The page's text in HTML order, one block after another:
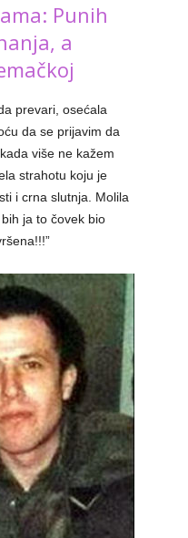
Punih
a
prevari, osećala
da se prijavim da
više ne kažem
strahotu koju je
i crna slutnja. Molila
ja to čovek bio